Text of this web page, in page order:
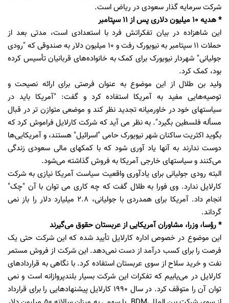
شرکت سرمایه گذار سعودی در ریاض است.
* هدیه 10 میلیون دلاری پس از 11 سپتامبر
این شاهزاده در بیان تفکراتش فرد با استعدادی است، مدتی بعد از
حملات 11 سپتامبر به نیویورک رفت و 10 میلیون دلار به صندوقی که "رودی
جولیانی" شهردار نیویورک برای کمک به خانواده‌های قربانیان تأسیس کرده
بود، کمک کرد.
ولید بن طلال از این موضوع به عنوان فرصتی برای ارائه نصیحت و
توصیه‌هایی مفید به آمریکا استفاده کرد و گفت: "آمریکا باید در
سیاستهای خود در خاورمیانه تجدید نظر کند و موضعی متوازن تر در قبال
مسأله فلسطین بگیرد". به نظر می آید که شرکت کارلایل فراموش کرد که
بگوید اکثریت ساکنان شهر نیویورک حامی "اسرائیل" هستند، و آمریکایی‌ها
دوست ندارند به آنها یاد آوری شود که با کمکهای مالی سعودی زندگی
می‌کنند و سیاستهای خارجی آمریکا به فروش گذاشته می‌شود.
البته رودی جولیانی برای یادآوری واقعیت سیاست آمریکا نیازی به شرکت
کارلایل ندارد. وی فورا به طلال گفت که چه کاری می توان با آن "چک"
انجام داد. آمریکا برای همدردی با جولیانی، 2.8 میلیارد دلار را باز نمی
گرداند.
* رؤسا، وزرا، مشاوران آمریکایی از عربستان حقوق می‌گیرند
این موضوع در خصوص اداره کارلایل تأیید شده که این شرکت حتی یک
فرصت را برای کسب درآمد از دست نمی‌دهد. این شرکت از فروش مستمر
نفت و خرید سلاح از سوی عربستان استفاده کرد. با نگاهی به قراردادهای
کارلایل در می‌یابیم که تفکرات این شرکت بسیار بلندپروازانه است و نمی
توان آن را متوقف کرد. در سال 1990 کارلایل پیشنهادهایی را برای قرارداد